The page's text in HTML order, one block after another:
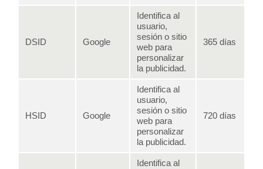
DSID Google
Identifica al
usuario,
sesión o sitio
web para
personalizar
la publicidad.
365 días
HSID Google
Identifica al
usuario,
sesión o sitio
web para
personalizar
la publicidad.
720 días
Identifica al